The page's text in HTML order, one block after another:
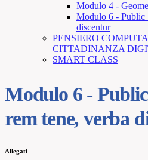
Modulo 4 -
Modulo 6 - Public
discentur
PENSIERO
CITTADINANZA
SMART CLASS
Modulo 6 -
rem tene, verba
Allegati